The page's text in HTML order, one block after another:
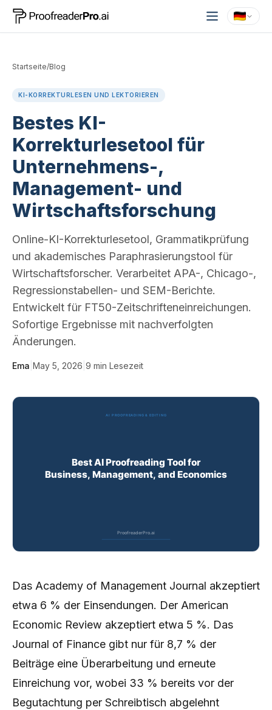
Startseite/Blog
KI-KORREKTURLESEN UND LEKTORIEREN
Bestes KI-
Korrekturlesetool für
Unternehmens-,
Management- und
Wirtschaftsforschung
Online-KI-Korrekturlesetool, Grammatikprüfung
und akademisches Paraphrasierungstool für
Wirtschaftsforscher. Verarbeitet APA-, Chicago-,
Regressionstabellen- und SEM-Berichte.
Entwickelt für FT50-Zeitschrifteneinreichungen.
Sofortige Ergebnisse mit nachverfolgten
Änderungen.
Ema May 5, 2026 9 min Lesezeit
Das Academy of Management Journal akzeptiert
etwa 6 % der Einsendungen. Der American
Economic Review akzeptiert etwa 5 %. Das
Journal of Finance gibt nur für 8,7 % der
Beiträge eine Überarbeitung und erneute
Einreichung vor, wobei 33 % bereits vor der
Begutachtung per Schreibtisch abgelehnt